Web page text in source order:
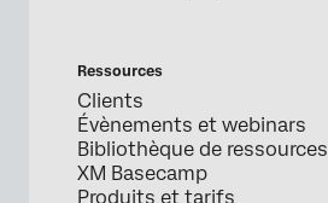
Ressources
Clients
Évènements et webinars
Bibliothèque de ressources
XM Basecamp
Produits et tarifs